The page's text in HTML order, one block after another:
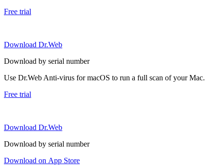
Free trial
Download Dr.Web
Download by serial number
Use Dr.Web Anti-virus for macOS to run a full scan of your Mac.
Free trial
Download Dr.Web
Download by serial number
Download on App Store